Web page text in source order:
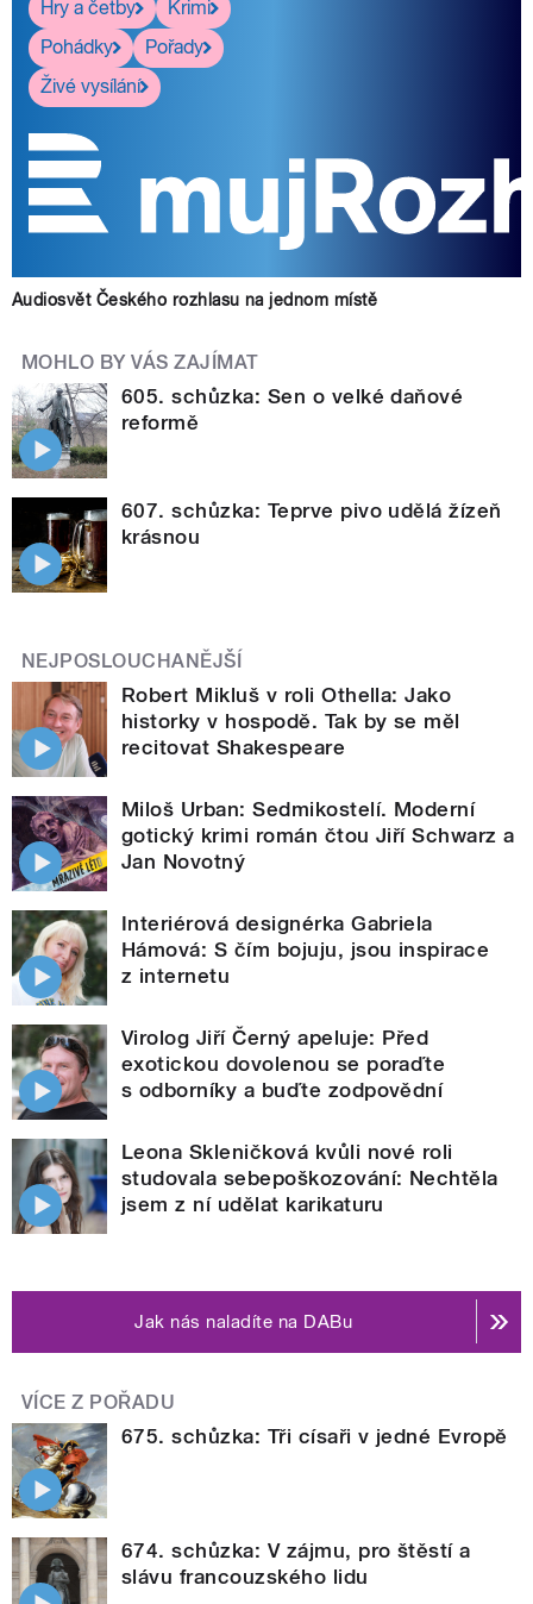
Hry a četby
Krimi
Pohádky
Pořady
Živé vysílání
Audiosvět Českého rozhlasu na jednom místě
MOHLO BY VÁS ZAJÍMAT
605. schůzka: Sen o velké daňové
reformě
607. schůzka: Teprve pivo udělá žízeň
krásnou
NEJPOSLOUCHANĚJŠÍ
Robert Mikluš v roli Othella: Jako
historky v hospodě. Tak by se měl
recitovat Shakespeare
Miloš Urban: Sedmikostelí. Moderní
gotický krimi román čtou Jiří Schwarz a
Jan Novotný
Interiérová designérka Gabriela
Hámová: S čím bojuju, jsou inspirace
z internetu
Virolog Jiří Černý apeluje: Před
exotickou dovolenou se poraďte
s odborníky a buďte zodpovědní
Leona Skleničková kvůli nové roli
studovala sebepoškozování: Nechtěla
jsem z ní udělat karikaturu
Jak nás naladíte na DABu
VÍCE Z POŘADU
675. schůzka: Tři císaři v jedné Evropě
674. schůzka: V zájmu, pro štěstí a
slávu francouzského lidu